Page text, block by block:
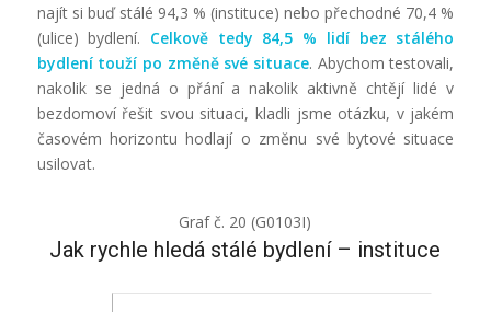
najít si buď stálé 94,3 % (instituce) nebo přechodné 70,4 %
(ulice) bydlení. Celkově tedy 84,5 % lidí bez stálého
bydlení touží po změně své situace. Abychom testovali,
nakolik se jedná o přání a nakolik aktivně chtějí lidé v
bezdomoví řešit svou situaci, kladli jsme otázku, v jakém
časovém horizontu hodlají o změnu své bytové situace
usilovat.
Graf č. 20 (G0103I)
Jak rychle hledá stálé bydlení – instituce